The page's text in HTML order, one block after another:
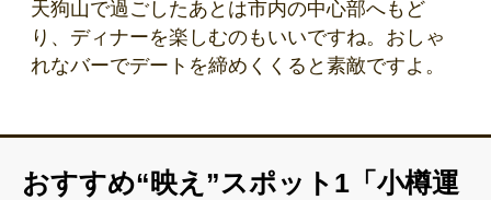
天狗山で過ごしたあとは市内の中心部へもど
り、ディナーを楽しむのもいいですね。おしゃ
れなバーでデートを締めくくると素敵ですよ。
おすすめ“映え”スポット1「小樽運